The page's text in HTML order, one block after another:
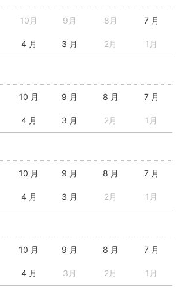
10月 9月 8月 7 月
4 月 3 月 2月 1月
10 月 9 月 8 月 7 月
4 月 3 月 2月 1月
10 月 9 月 8 月 7 月
4 月 3 月 2月 1月
10 月 9 月 8 月 7 月
4 月 3月 2月 1月